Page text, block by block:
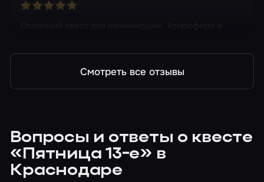
Смотреть все отзывы
Вопросы и ответы о квесте
«Пятница 13-е» в
Краснодаре